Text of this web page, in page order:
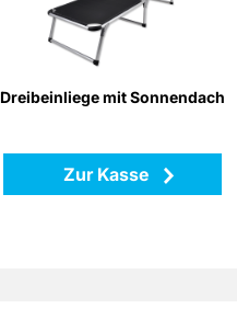
Dreibeinliege mit Sonnendach
Zur Kasse
Gestänge aus Aluminiumrohren
regulierbares Sonnendach
verstellbares Rückenteil
zusammenfaltbar für
platzsparende Lagerung
Zurück